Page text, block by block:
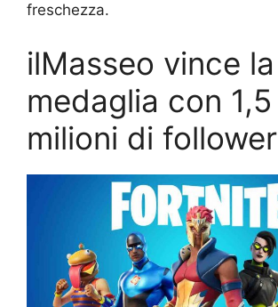
freschezza.
ilMasseo vince la
medaglia con 1,5
milioni di follower